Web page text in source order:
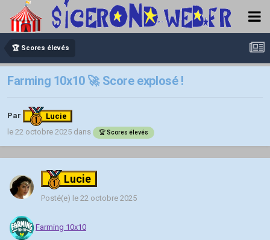
🏆 Scores élevés
Farming 10x10 🚀 Score explosé !
Par
Lucie
le 22 octobre 2025 dans 🏆 Scores élevés
Lucie
Posté(e) le 22 octobre 2025
Farming 10x10